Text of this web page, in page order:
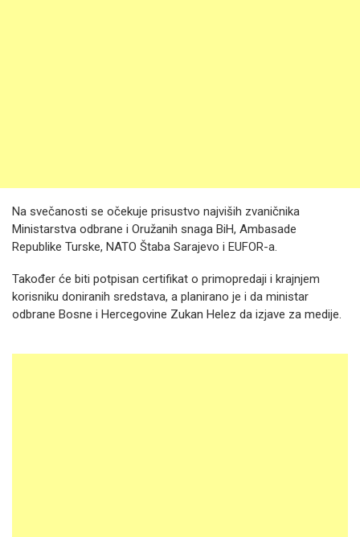
Na svečanosti se očekuje prisustvo najviših zvaničnika
Ministarstva odbrane i Oružanih snaga BiH, Ambasade
Republike Turske, NATO Štaba Sarajevo i EUFOR-a.
Također će biti potpisan certifikat o primopredaji i krajnjem
korisniku doniranih sredstava, a planirano je i da ministar
odbrane Bosne i Hercegovine Zukan Helez da izjave za medije.